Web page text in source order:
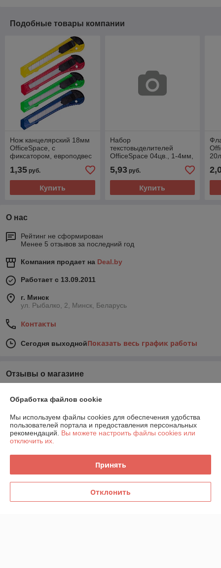
Подобные товары компании
Нож канцелярский 18мм
OfficeSpace, с
фиксатором, европодвес
CUT18_1368(работаем с
юр лицами и ИП)
1,35 руб.
Купить
Набор
текстовыделителей
OfficeSpace 04цв., 1-4мм,
HL4_9517
5,93руб.
Купить
юр
О нас
Рейтинг не сформирован
Менее 5 отзывов за последний год
Компания продает на Deal.by
Работает с 13.09.2011
г. Минск
ул. Рыбалко, 2, Минск, Беларусь
Контакты
Сегодня выходнойПоказать весь график работы
Отзывы о магазине
О нас
Контакты
Обработка файлов cookie
Мы используем файлы cookies для обеспечения удобства
пользователей портала и предоставления персональных
рекомендаций. Вы можете настроить файлы cookies или
отключить их.
Принять
Отклонить